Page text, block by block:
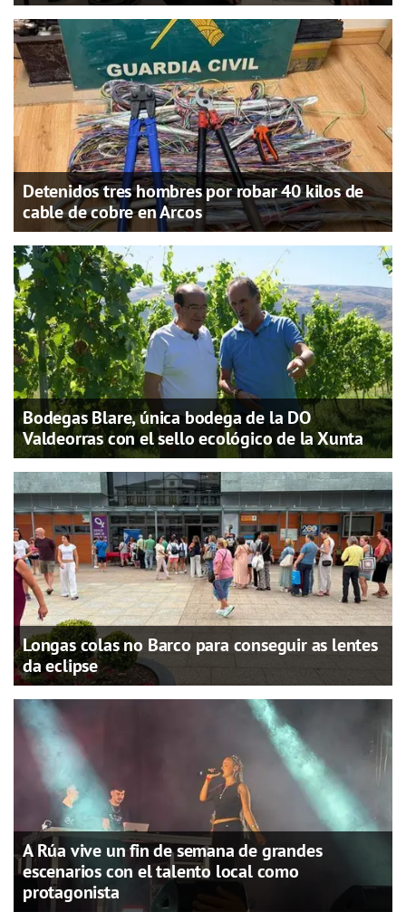
Detenidos tres hombres por robar 40 kilos de
cable de cobre en Arcos
Bodegas Blare, única bodega de la DO
Valdeorras con el sello ecológico de la Xunta
Longas colas no Barco para conseguir as lentes
da eclipse
A Rúa vive un fin de semana de grandes
escenarios con el talento local como
protagonista